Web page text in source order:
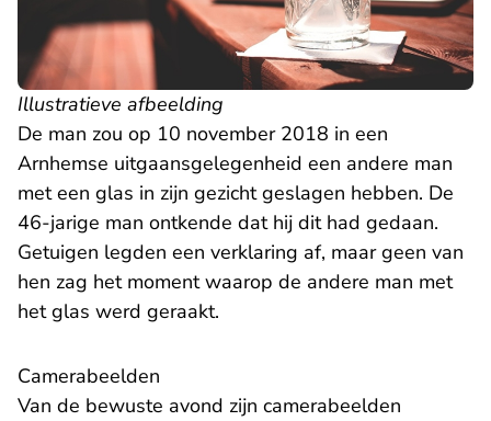
Illustratieve afbeelding
De man zou op 10 november 2018 in een
Arnhemse uitgaansgelegenheid een andere man
met een glas in zijn gezicht geslagen hebben. De
46-jarige man ontkende dat hij dit had gedaan.
Getuigen legden een verklaring af, maar geen van
hen zag het moment waarop de andere man met
het glas werd geraakt.
​Camerabeelden
Van de bewuste avond zijn camerabeelden